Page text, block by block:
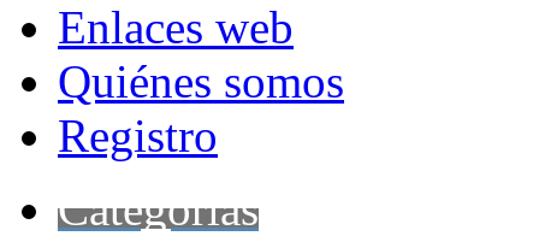
Enlaces web
Quiénes somos
Registro
Categorías